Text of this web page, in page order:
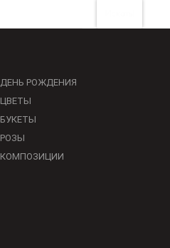
ДЕНЬ РОЖДЕНИЯ
ЦВЕТЫ
БУКЕТЫ
РОЗЫ
КОМПОЗИЦИИ